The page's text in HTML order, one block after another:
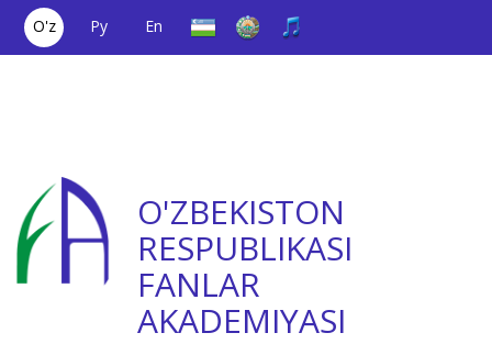
O'z Ру
En
O'ZBEKISTON
RESPUBLIKASI
FANLAR
AKADEMIYASI